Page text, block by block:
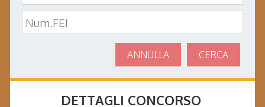
CERCA
ANNULLA
DETTAGLI CONCORSO